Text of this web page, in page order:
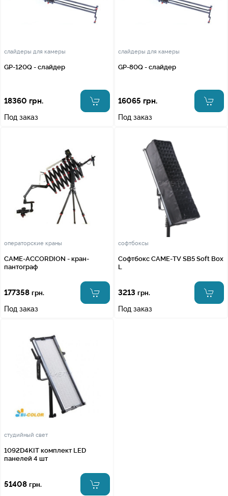
слайдеры для камеры
GP-120Q - слайдер
18360 грн.
Под заказ
слайдеры для камеры
GP-80Q - слайдер
16065 грн.
Под заказ
операторские краны
CAME-ACCORDION - кран-
пантограф
177358 грн.
Под заказ
софтбоксы
Софтбокс CAME-TV SB5 Soft Box
L
3213 грн.
Под заказ
студийный свет
1092D4KIT комплект LED
панелей 4 шт
51408 грн.